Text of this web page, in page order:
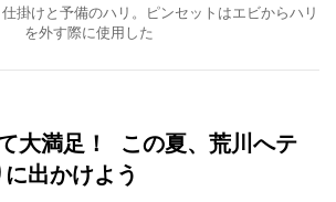
掛けと予備のハリ。ピンセットはエビからハリ
を外す際に使用した
大満足！ この夏、荒川へテ
出かけよう